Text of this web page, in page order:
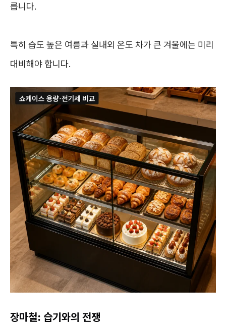
릅니다.
특히 습도 높은 여름과 실내외 온도 차가 큰 겨울에는 미리
대비해야 합니다.
장마철: 습기와의 전쟁